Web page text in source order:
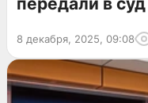
8 декабря, 2025, 09:08